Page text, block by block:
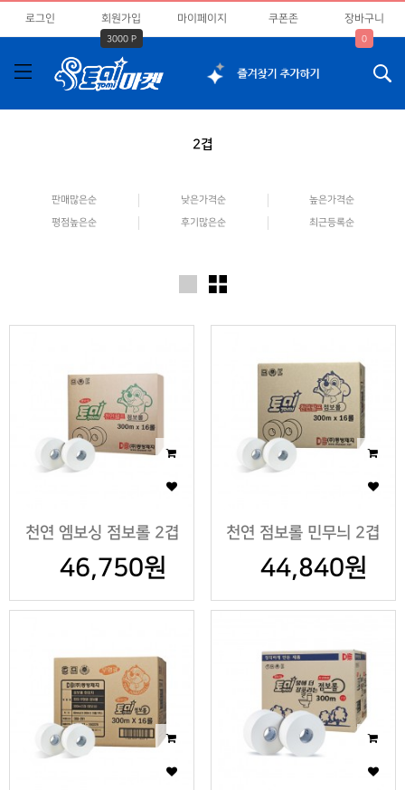
로그인 회원가입
3000 P
마이페이지 쿠폰존 장바구니
0
2겹
판매많은순 낮은가격순 높은가격순
평점높은순 후기많은순 최근등록순
천연 엠보싱 점보롤 2겹
46,750원
천연 점보롤 민무늬 2겹
44,840원